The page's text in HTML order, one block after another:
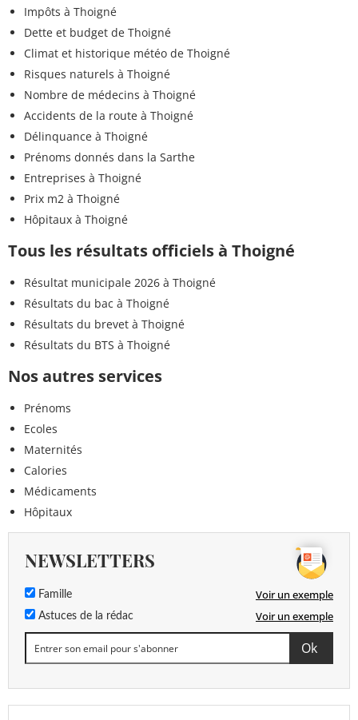
Impôts à Thoigné
Dette et budget de Thoigné
Climat et historique météo de Thoigné
Risques naturels à Thoigné
Nombre de médecins à Thoigné
Accidents de la route à Thoigné
Délinquance à Thoigné
Prénoms donnés dans la Sarthe
Entreprises à Thoigné
Prix m2 à Thoigné
Hôpitaux à Thoigné
Tous les résultats officiels à Thoigné
Résultat municipale 2026 à Thoigné
Résultats du bac à Thoigné
Résultats du brevet à Thoigné
Résultats du BTS à Thoigné
Nos autres services
Prénoms
Ecoles
Maternités
Calories
Médicaments
Hôpitaux
NEWSLETTERS
Famille Voir un exemple
Astuces de la rédac Voir un exemple